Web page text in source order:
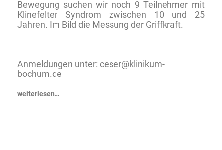
Bewegung suchen wir noch 9 Teilnehmer mit
Klinefelter Syndrom zwischen 10 und 25
Jahren. Im Bild die Messung der Griffkraft.
Anmeldungen unter: ceser@klinikum-
bochum.de
weiterlesen…